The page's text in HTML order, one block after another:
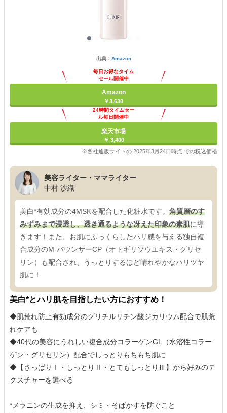
出典： Amazon
毎日お得なタイム
セール開催中
Amazon
￥3,630
24時間タイムセー
ル毎日開催中
楽天市場
￥ 3,400
※各社通販サイトの 2025年3月24日時点 での税込価格
美容ライター・ママライター
中村 沙織
美白*有効成分の4MSKを配合した化粧水です。 角質層のす
みずみまで浸透し、透き通るような冴えた印象の素肌に導
きます！また、お肌にふっくらしたハリ感を与える独自複
合成分のM-バウンサーCP（オトギリソウエキス・グリセ
リン）も配合され、うっとりするほど晴れやかなハリツヤ
肌に！
美白*とハリ肌を目指したい方におすすめ！
◆肌荒れ防止有効成分のグリチルリチン酸ジカリウム配合で肌荒
れケアも
◆40代の美容にうれしい複合成分コラーゲンGL（水溶性コラー
ゲン・グリセリン）配合でしっとりもちもち肌に
◆【さっぱりⅠ・しっとりⅡ・とてもしっとりⅢ】から好みのテ
クスチャーを選べる
*メラニンの生成を抑え、シミ・そばかすを防ぐこと